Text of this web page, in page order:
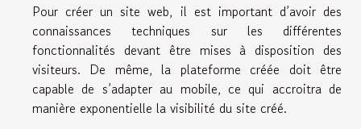
Pour créer un site web, il est important d’avoir des
connaissances techniques sur les différentes
fonctionnalités devant être mises à disposition des
visiteurs. De même, la plateforme créée doit être
capable de s’adapter au mobile, ce qui accroitra de
manière exponentielle la visibilité du site créé.